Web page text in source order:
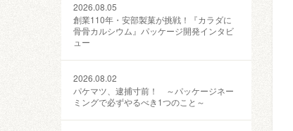
2026.08.05
創業110年・安部製菓が挑戦！『カラダに
骨骨カルシウム』パッケージ開発インタビ
ュー
2026.08.02
パケマツ、逮捕寸前！ ～パッケージネー
ミングで必ずやるべき1つのこと～